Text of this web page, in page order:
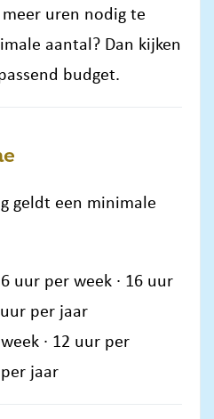
uren nodig te
aantal? Dan kijken
budget.
geldt een minimale
uur per week · 16 uur
per jaar
· 12 uur per
jaar